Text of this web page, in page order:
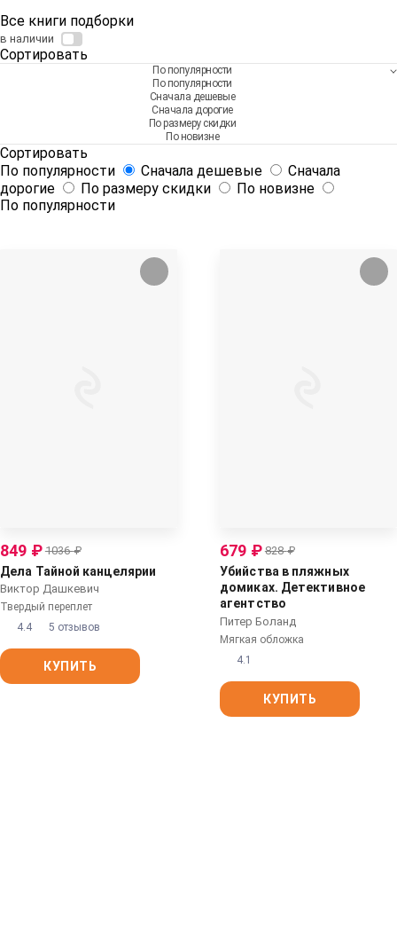
Все книги подборки
в наличии
Сортировать
По популярности
По популярности
Сначала дешевые
Сначала дорогие
По размеру скидки
По новизне
Сортировать
По популярности
Сначала дешевые
Сначала
дорогие
По размеру скидки
По новизне
По популярности
849 ₽ 1036₽
Дела Тайной канцелярии
Виктор Дашкевич
Твердый переплет
4.4
5 отзывов
КУПИТЬ
679 ₽ 828₽
Убийства в пляжных
домиках. Детективное
агентство
«Благотворительный
магазин» (#2)
Питер Боланд
Мягкая обложка
4.1
КУПИТЬ